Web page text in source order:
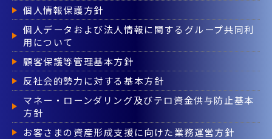
個人情報保護方針
個人データおよび法人情報に関するグループ共同利
用について
顧客保護等管理基本方針
反社会的勢力に対する基本方針
マネー・ローンダリング及びテロ資金供与防止基本
方針
お客さまの資産形成支援に向けた業務運営方針